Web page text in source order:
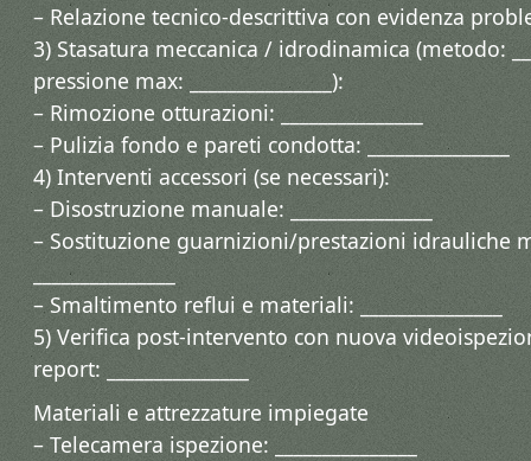
– Relazione tecnico-descrittiva con evidenza
3) Stasatura meccanica / idrodinamica (metodo:
pressione max: _______________):
– Rimozione otturazioni: _______________
– Pulizia fondo e pareti condotta: _______________
4) Interventi accessori (se necessari):
– Disostruzione manuale: _______________
– Sostituzione guarnizioni/prestazioni idrauliche
_______________
– Smaltimento reflui e materiali: _______________
5) Verifica post-intervento con nuova
report: _______________
Materiali e attrezzature impiegate
– Telecamera ispezione: _______________